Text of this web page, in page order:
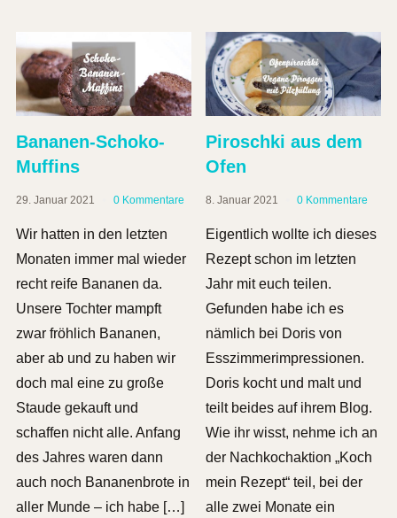
Bananen-Schoko-
Muffins
29. Januar 2021 0 Kommentare
Wir hatten in den letzten
Monaten immer mal wieder
recht reife Bananen da.
Unsere Tochter mampft
zwar fröhlich Bananen,
aber ab und zu haben wir
doch mal eine zu große
Staude gekauft und
schaffen nicht alle. Anfang
des Jahres waren dann
auch noch Bananenbrote in
aller Munde – ich habe […]
Piroschki aus dem
Ofen
8. Januar 2021 0 Kommentare
Eigentlich wollte ich dieses
Rezept schon im letzten
Jahr mit euch teilen.
Gefunden habe ich es
nämlich bei Doris von
Esszimmerimpressionen.
Doris kocht und malt und
teilt beides auf ihrem Blog.
Wie ihr wisst, nehme ich an
der Nachkochaktion „Koch
mein Rezept“ teil, bei der
alle zwei Monate ein